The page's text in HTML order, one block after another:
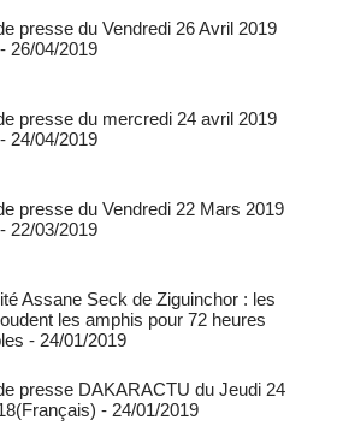
presse du Vendredi 26 Avril 2019
- 26/04/2019
presse du mercredi 24 avril 2019
- 24/04/2019
presse du Vendredi 22 Mars 2019
- 22/03/2019
Assane Seck de Ziguinchor : les
les amphis pour 72 heures
- 24/01/2019
presse DAKARACTU du Jeudi 24
- 24/01/2019